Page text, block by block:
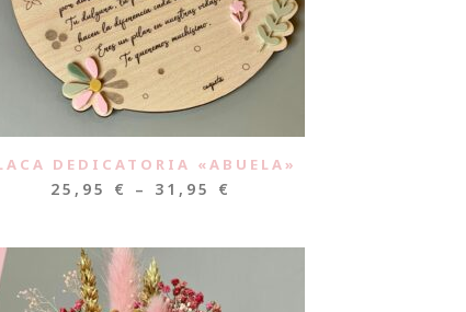
DEDICATORIA «ABUELA»
25,95 € – 31,95 €